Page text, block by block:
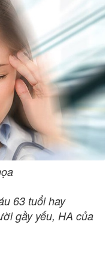
63 tuổi hay
gầy yếu, HA của